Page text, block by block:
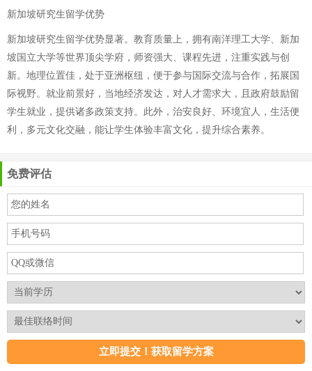
新加坡研究生留学优势
新加坡研究生留学优势显著。教育质量上，拥有南洋理工大学、新加
坡国立大学等世界顶尖学府，师资强大、课程先进，注重实践与创
新。地理位置佳，处于亚洲枢纽，便于参与国际交流与合作，拓展国
际视野。就业前景好，当地经济发达，对人才需求大，且政府鼓励留
学生就业，提供诸多政策支持。此外，治安良好、环境宜人，生活便
利，多元文化交融，能让学生体验丰富文化，提升综合素养。
免费评估